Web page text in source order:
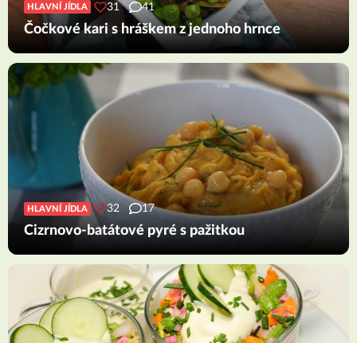
HLAVNÍ JÍDLA 31 41
Čočkové kari s hráškem z jednoho hrnce
HLAVNÍ JÍDLA 32 17
Cizrnovo-batátové pyré s pažitkou